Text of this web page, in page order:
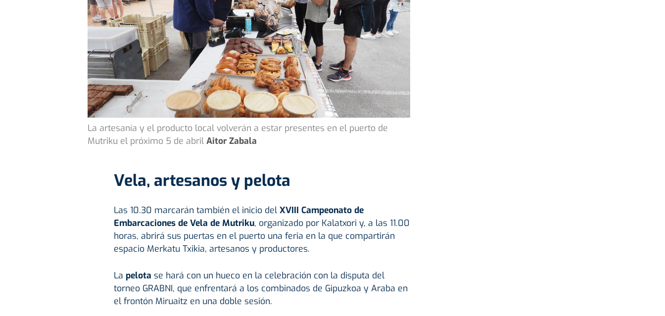
La artesanía y el producto local volverán a estar presentes en el puerto de
Mutriku el próximo 5 de abril Aitor Zabala
Vela, artesanos y pelota
Las 10.30 marcarán también el inicio del XVIII Campeonato de
Embarcaciones de Vela de Mutriku, organizado por Kalatxori y, a las 11.00
horas, abrirá sus puertas en el puerto una feria en la que compartirán
espacio Merkatu Txikia, artesanos y productores.
La pelota se hará con un hueco en la celebración con la disputa del
torneo GRABNI, que enfrentará a los combinados de Gipuzkoa y Araba en
el frontón Miruaitz en una doble sesión.